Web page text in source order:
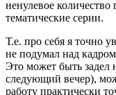
ненулевое
тематические серии.
Т.е. про себя я точно
не подумал над
Это может быть задел
следующий вечер),
работу практически